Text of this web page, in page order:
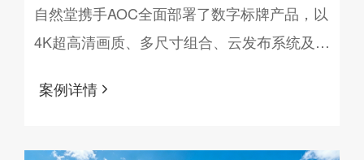
字标牌赋能某品牌打造高端展厅
自然堂携手AOC全面部署了数字标牌产品，以
4K超高清画质、多尺寸组合、云发布系统及极
题科普互动、产品体验于一体的智慧展厅。
案例详情